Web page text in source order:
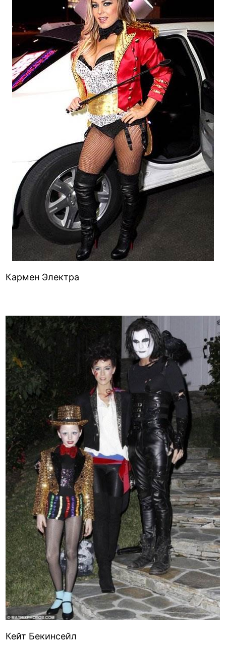
Кармен Электра
Кейт Бекинсейл